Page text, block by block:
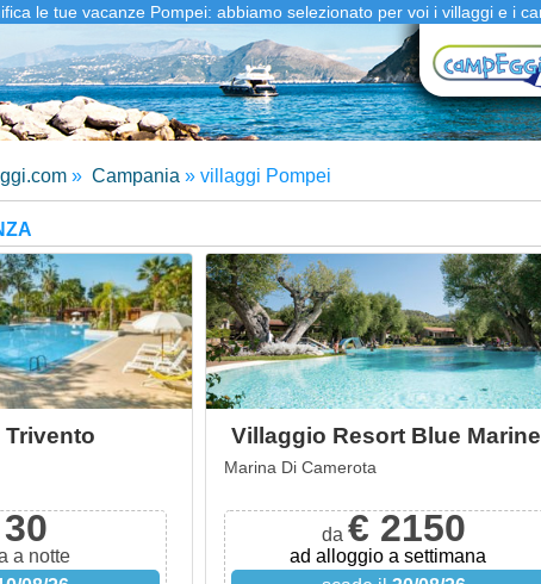
le tue vacanze Pompei: abbiamo selezionato per voi i villaggi e i
» Campania » villaggi Pompei
Trivento
a notte
Villaggio Resort Blue Marine
Marina Di Camerota
da € 2150
ad alloggio a settimana